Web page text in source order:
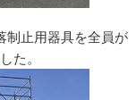
制止用器具を全員が
た。